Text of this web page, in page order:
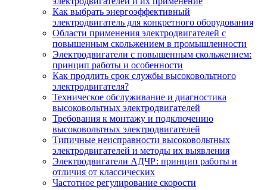
Как выбрать энергоэффективный
электродвигатель для конкретного оборудования
Области применения электродвигателей с
повышенным скольжением в промышленности
Электродвигатели с повышенным скольжением:
принцип работы и особенности
Как продлить срок службы высоковольтного
электродвигателя?
Техническое обслуживание и диагностика
высоковольтных электродвигателей
Требования к монтажу и подключению
высоковольтных электродвигателей
Типичные неисправности высоковольтных
электродвигателей и методы их выявления
Электродвигатели АДЧР: принцип работы и
отличия от классических
Частотное регулирование скорости